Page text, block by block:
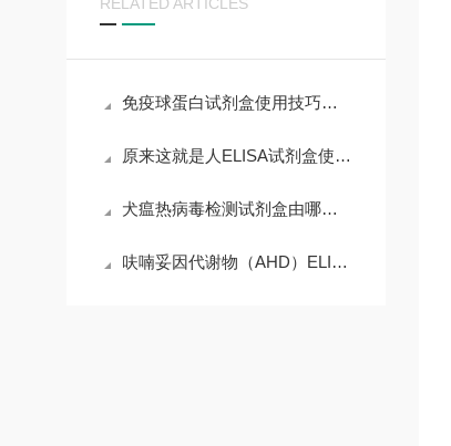
免疫球蛋白试剂盒使用技巧和要求
原来这就是人ELISA试剂盒使用时需要遵守的规范
犬瘟热病毒检测试剂盒由哪些部分组成？
呋喃妥因代谢物（AHD）ELISA试剂盒使用所需注意的事项